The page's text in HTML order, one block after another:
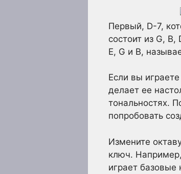
Первый, D-7,
состоит из G,
E, G и B,
Если вы
делает ее
тональностях.
попробовать
Измените
ключ.
играет базовые